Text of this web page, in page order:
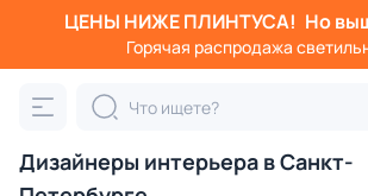
ЦЕНЫ НИЖЕ ПЛИНТУСА! Но
Горячая распродажа
Дизайнеры интерьера в Санкт-